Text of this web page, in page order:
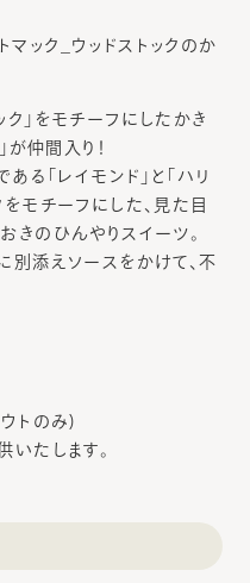
マック_ウッドストックのか
」をモチーフにしたかき
が仲間入り！
る「レイモンド」と「ハリ
をモチーフにした、見た目
きのひんやりスイーツ。
別添えソースをかけて、不
トのみ)
いたします。